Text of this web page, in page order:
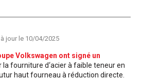
jour le 10/04/2025
Volkswagen ont signé un
la fourniture d‘acier à faible teneur en
haut fourneau à réduction directe.